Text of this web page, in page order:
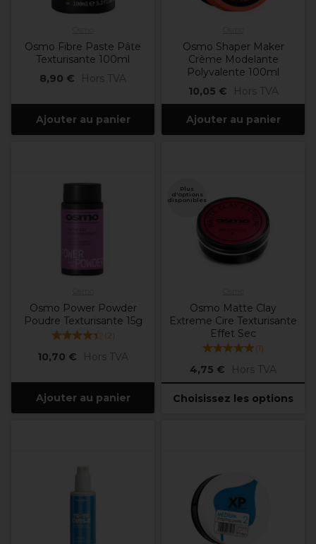
Osmo Fibre Paste Pâte
Texturisante 100ml
8,90 €
Hors TVA
Ajouter au panier
Osmo Shaper Maker
Crème Modelante
Polyvalente 100ml
10,05 €
Hors TVA
Ajouter au panier
Osmo Power Powder
Poudre Texturisante 15g
(2)
10,70 € Hors TVA
Ajouter au panier
Plus
d'options
disponibles
Osmo Matte Clay
Extreme Cire Texturisante
Effet Sec
(1)
4,75 € Hors TVA
Choisissez les options